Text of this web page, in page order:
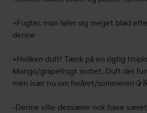
+Fugter, man føler sig meget blød
denne
+Hvilken duft! Tænk på en rigtig
Mango/grapefrugt sorbet, Duft der
men især nu om foråret/
-Denne ville desværre nok have